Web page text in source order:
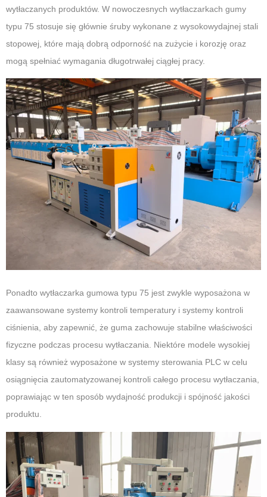
wytłaczanych produktów. W nowoczesnych wytłaczarkach gumy
typu 75 stosuje się głównie śruby wykonane z wysokowydajnej stali
stopowej, które mają dobrą odporność na zużycie i korozję oraz
mogą spełniać wymagania długotrwałej ciągłej pracy.
Ponadto wytłaczarka gumowa typu 75 jest zwykle wyposażona w
zaawansowane systemy kontroli temperatury i systemy kontroli
ciśnienia, aby zapewnić, że guma zachowuje stabilne właściwości
fizyczne podczas procesu wytłaczania. Niektóre modele wysokiej
klasy są również wyposażone w systemy sterowania PLC w celu
osiągnięcia zautomatyzowanej kontroli całego procesu wytłaczania,
poprawiając w ten sposób wydajność produkcji i spójność jakości
produktu.